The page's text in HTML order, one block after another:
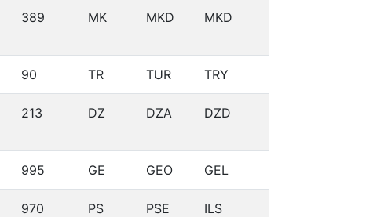
389 MK MKD MKD
90 TR TUR TRY
213 DZ DZA DZD
995 GE GEO GEL
970 PS PSE ILS